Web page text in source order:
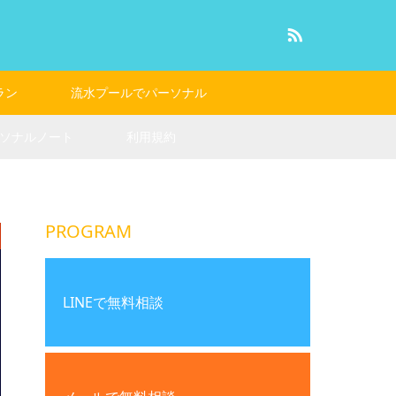
ン 流水プールでパーソナル
PROGRAM
LINEで無料相談